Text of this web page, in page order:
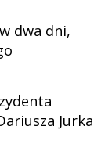
dwa dni,
Jurka